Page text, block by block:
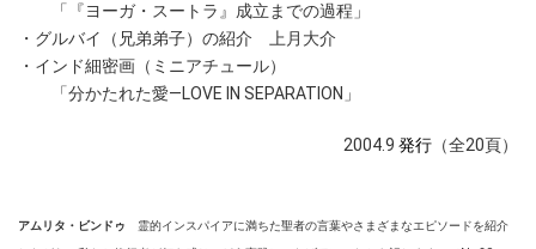
「『ヨーガ・スートラ』成立までの過程」
・グルバイ（兄弟弟子）の紹介 上月大介
・インド細密画（ミニアチュール）
「分かたれた愛―LOVE IN SEPARATION」
2004.9 発行 （全20頁）
アムリタ・ビンドゥ 霊的インスパイアに満ちた聖者の言葉やさまざまなエピソードを紹介